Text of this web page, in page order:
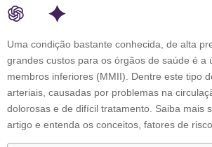
Uma condição bastante conhecida, de alta
grandes custos para os órgãos de saúde é a
membros inferiores (MMII). Dentre este tipo
arteriais, causadas por problemas na
dolorosas e de difícil tratamento. Saiba mais
artigo e entenda os conceitos, fatores de